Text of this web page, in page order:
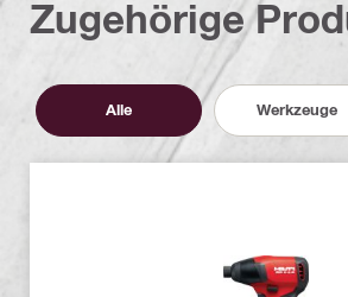
Zugehörige
Alle Werkzeuge